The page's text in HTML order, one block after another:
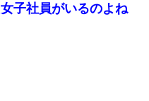
からこのまま療養させて下
子社員がいるのよね